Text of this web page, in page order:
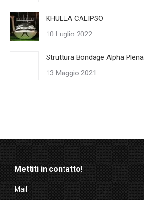
KHULLA CALIPSO
10 Luglio 2022
Struttura Bondage Alpha Plena
13 Maggio 2021
Mettiti in contatto!
Mail